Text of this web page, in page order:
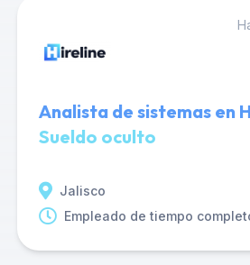
Analista de sistemas en
Sueldo oculto
Jalisco
Empleado de tiempo